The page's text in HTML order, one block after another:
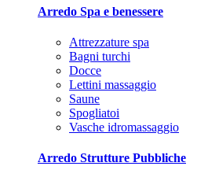
Arredo Spa e benessere
Attrezzature spa
Bagni turchi
Docce
Lettini massaggio
Saune
Spogliatoi
Vasche idromassaggio
Arredo Strutture Pubbliche